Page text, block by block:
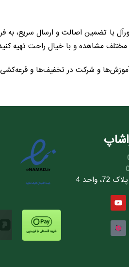
با تضمین اصالت و ارسال سریع، به
مختلف مشاهده و با خیال راحت تهیه
و شرکت در تخفیف‌ها و
4